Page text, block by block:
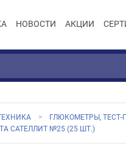
НОВОСТИ АКЦИИ
ГЛЮКОМЕТРЫ, ТЕСТ-
САТЕЛЛИТ №25 (25 ШТ.)